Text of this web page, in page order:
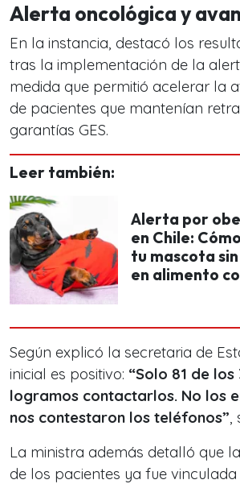
Alerta oncológica y
En la instancia, destacó los
tras la implementación de la
medida que permitió acelerar la
de pacientes que mantenían
garantías GES.
Leer también:
Alerta por
en Chile:
tu mascota
en alimento
Según explicó la secretaria de
inicial es positivo: “Solo 81 de los
logramos contactarlos. No los
nos contestaron los teléfonos”,
La ministra además detalló que
de los pacientes ya fue